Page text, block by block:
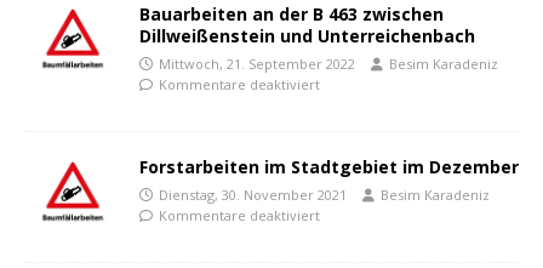
Bauarbeiten an der B 463 zwischen
Dillweißenstein und Unterreichenbach
Mittwoch, 21. September 2022
Besim Karadeniz
Kommentare deaktiviert
Forstarbeiten im Stadtgebiet im Dezember
Dienstag, 30. November 2021
Besim Karadeniz
Kommentare deaktiviert